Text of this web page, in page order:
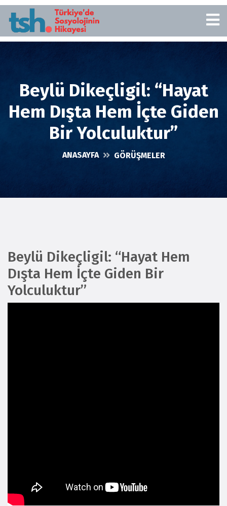
Beylü Dikeçligil: “Hayat
Hem Dışta Hem İçte Giden
Bir Yolculuktur”
ANASAYFA GÖRÜŞMELER
Beylü Dikeçligil: “Hayat Hem
Dışta Hem İçte Giden Bir
Yolculuktur”